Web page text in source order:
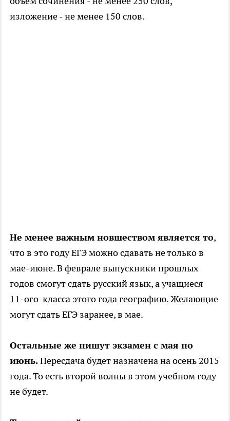
изложение - не менее 150 слов.
Не менее важным новшеством является то,
что в это году ЕГЭ можно сдавать не только в
мае-июне. В феврале выпускники прошлых
годов смогут сдать русский язык, а учащиеся
11-ого класса этого года географию. Желающие
могут сдать ЕГЭ заранее, в мае.
Остальные же пишут экзамен с мая по
июнь.Пересдача будет назначена на осень 2015
года. То есть второй волны в этом учебном году
не будет.